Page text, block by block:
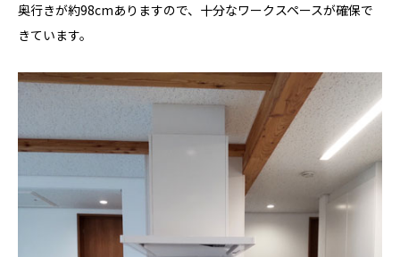
奥行きが約98cmありますので、十分なワークスペースが確保で
きています。